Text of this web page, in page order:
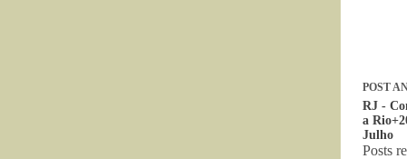
POST
RJ -
a
Julho
Posts